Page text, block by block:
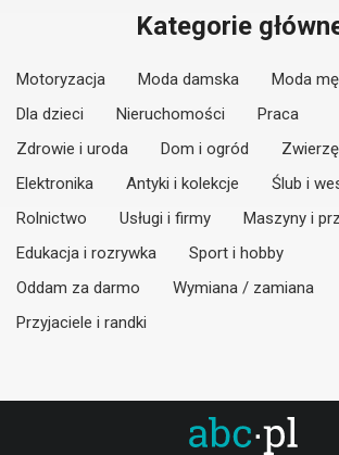
Kategorie
Motoryzacja Moda damska
Moda
Dla dzieci
Nieruchomości
Praca
Zdrowie i uroda
Dom i ogród
Elektronika
Antyki i kolekcje
Ślub i
Rolnictwo
Usługi i firmy
Maszyny i
Edukacja i rozrywka
Sport i hobby
Oddam za darmo
Wymiana / zamiana
Przyjaciele i randki